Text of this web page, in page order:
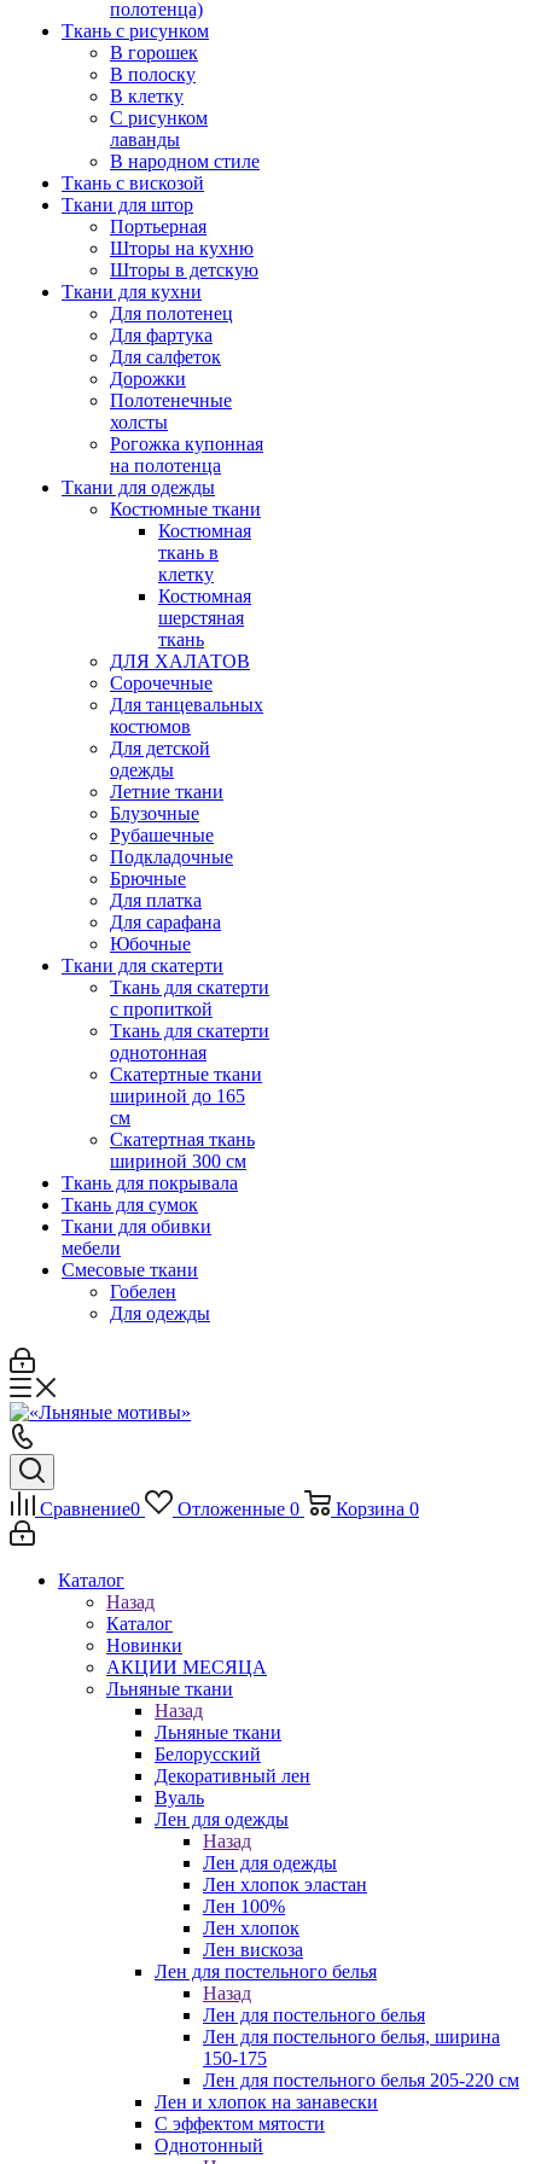
полотенца)
Ткань с рисунком
В горошек
В полоску
В клетку
С рисунком
лаванды
В народном стиле
Ткань с вискозой
Ткани для штор
Портьерная
Шторы на кухню
Шторы в детскую
Ткани для кухни
Для полотенец
Для фартука
Для салфеток
Дорожки
Полотенечные
холсты
Рогожка купонная
на полотенца
Ткани для одежды
Костюмные ткани
Костюмная
ткань в
клетку
Костюмная
шерстяная
ткань
ДЛЯ ХАЛАТОВ
Сорочечные
Для танцевальных
костюмов
Для детской
одежды
Летние ткани
Блузочные
Рубашечные
Подкладочные
Брючные
Для платка
Для сарафана
Юбочные
Ткани для скатерти
Ткань для скатерти
с пропиткой
Ткань для скатерти
однотонная
Скатертные ткани
шириной до 165
см
Скатертная ткань
шириной 300 см
Ткань для покрывала
Ткань для сумок
Ткани для обивки
мебели
Смесовые ткани
Гобелен
Для одежды
Сравнение0 Отложенные 0 Корзина 0
Каталог
Назад
Каталог
Новинки
АКЦИИ МЕСЯЦА
Льняные ткани
Назад
Льняные ткани
Белорусский
Декоративный лен
Вуаль
Лен для одежды
Назад
Лен для одежды
Лен хлопок эластан
Лен 100%
Лен хлопок
Лен вискоза
Лен для постельного белья
Назад
Лен для постельного белья
Лен для постельного белья, ширина
150-175
Лен для постельного белья 205-220 см
Лен и хлопок на занавески
С эффектом мятости
Однотонный